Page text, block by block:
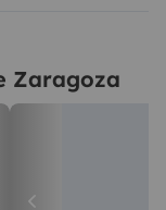
Zaragoza